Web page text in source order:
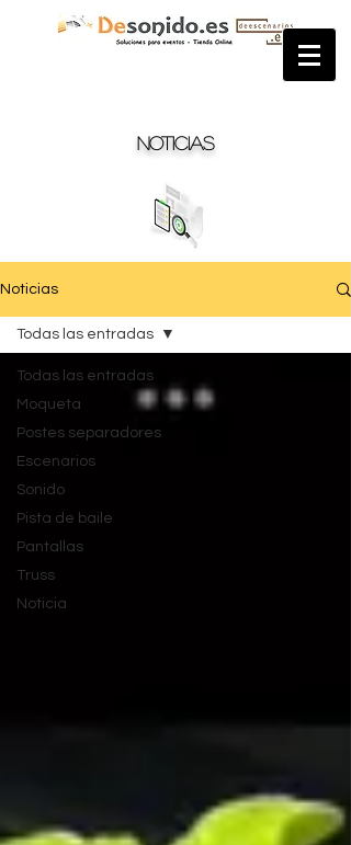
Noticias
Noticias
Todas las entradas
Moqueta
Postes separadores
Escenarios
Sonido
Pista de baile
Pantallas
Truss
Noticia
Todas las entradas